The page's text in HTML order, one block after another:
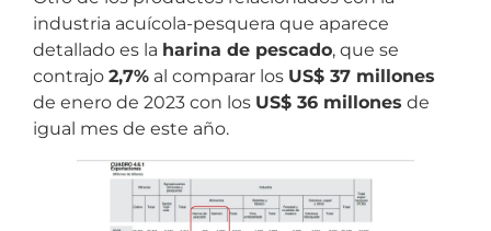
industria acuícola-pesquera que aparece
detallado es la harina de pescado, que se
contrajo 2,7% al comparar los US$ 37 millones
de enero de 2023 con los US$ 36 millones de
igual mes de este año.